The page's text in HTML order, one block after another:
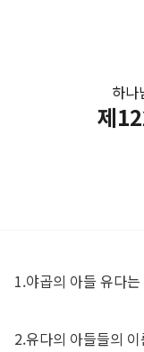
하나
제
1.야곱의 아들 유다
2.유다의 아들들의